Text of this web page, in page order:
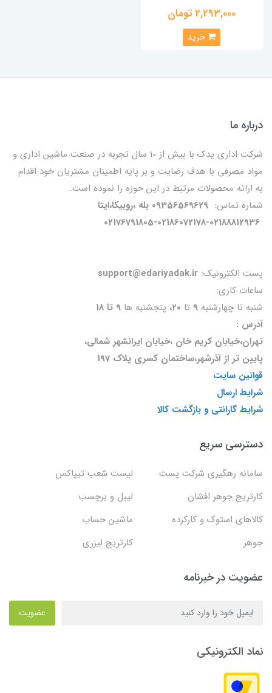
2,293,000 تومان
خرید
درباره ما
شرکت اداری یدک با بیش از 10 سال تجربه در صنعت ماشین اداری و
مواد مصرفی با هدف رضایت و بر پایه اطمینان مشتریان خود اقدام
به ارائه محصولات مرتبط در این حوزه را نموده است.
شماره تماس: 09356569629 بله ،روبیکا،ایتا
02176791805-02186072178-02188812936
پست الکترونیک:
ساعات کاری:
شنبه تا چهارشنبه 9 تا 20، پنجشنبه ها
آدرس :
تهران،خیابان کریم خان ،خیابان ایرانشهر شمالی،
پایین تر از آذرشهر،ساختمان کسری پلاک 197
قوانین سایت
شرایط ارسال
شرایط گارانتی و بازگشت کالا
دسترسی سریع
سامانه رهگیری شرکت پست
لیست شعب تیپاکس
کارتریج جوهر افشان
لیبل و برچسب
کالاهای استوک و کارکرده
ماشین حساب
جوهر
کارتریج لیزری
عضویت در خبرنامه
عضویت
نماد الکترونیکی